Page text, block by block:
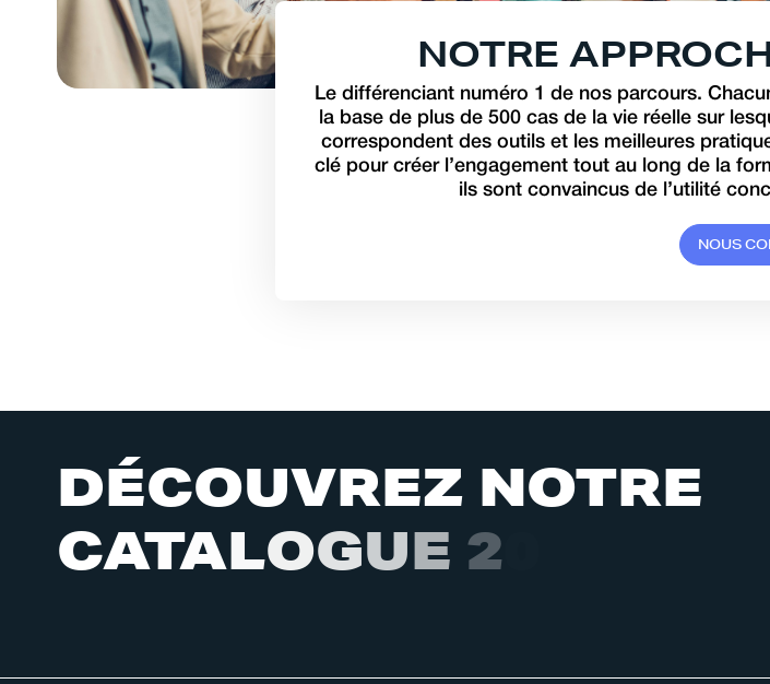
NOTRE APPROC
Le différenciant numéro 1 de nos parcours.
la base de plus de 500 cas de la vie réelle sur
correspondent des outils et les meilleures
clé pour créer l’engagement tout au long de la
ils sont convaincus de l’utilité
NOUS CO
DÉCOUVREZ NOTRE
CATALOGUE 2